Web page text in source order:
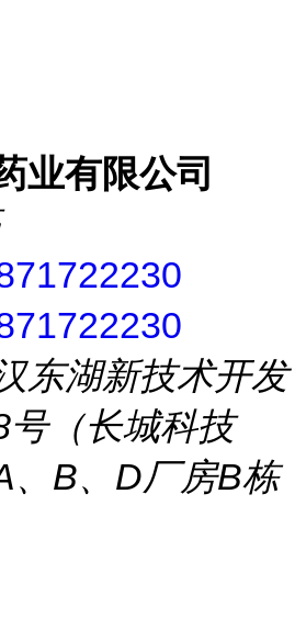
业有限公司
东湖新技术开发
（长城科技
、B、D厂房B栋